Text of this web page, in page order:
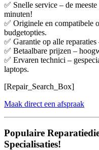
✅ Snelle service – de
minuten!
✅ Originele en compatibele
budgetopties.
✅ Garantie op alle
✅ Betaalbare prijzen –
✅ Ervaren technici –
laptops.
[Repair_Search_Box]
Maak direct een afspraak
Populaire
Specialisaties!